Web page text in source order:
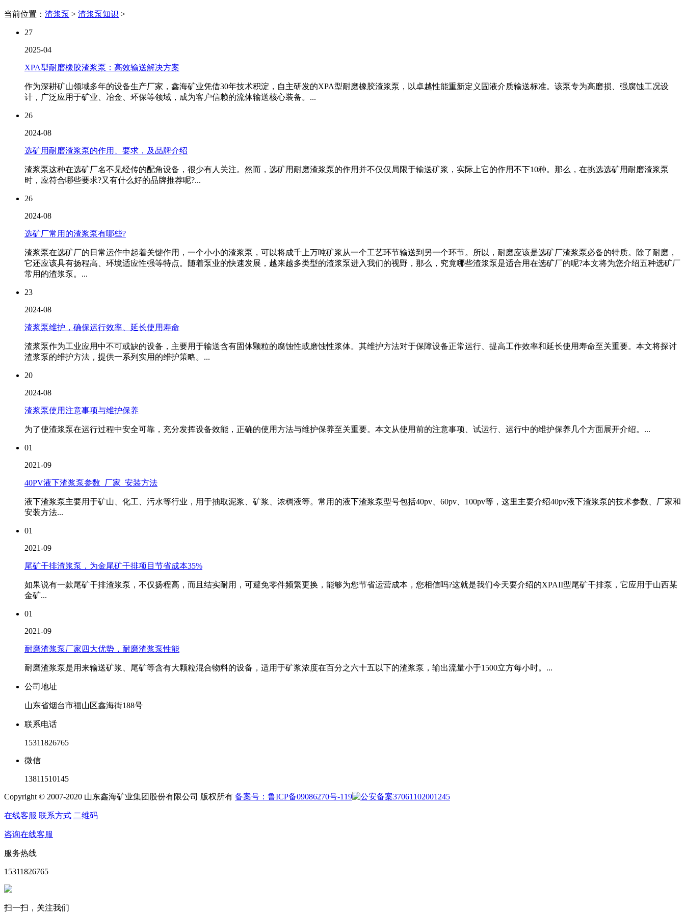
当前位置： 渣浆泵 > 渣浆泵知识 >
27
2025-04
XPA型耐磨橡胶渣浆泵：高效输送解决方案
作为深耕矿山领域多年的设备生产厂家，鑫海矿业凭借30年技术积淀，自主研发的XPA型耐磨橡胶渣浆泵，以卓越性能重新定义固液介质输送标准。该泵专为高磨损、强腐蚀工况设
计，广泛应用于矿业、冶金、环保等领域，成为客户信赖的流体输送核心装备。...
26
2024-08
选矿用耐磨渣浆泵的作用、要求，及品牌介绍
渣浆泵这种在选矿厂名不见经传的配角设备，很少有人关注。然而，选矿用耐磨渣浆泵的作用并不仅仅局限于输送矿浆，实际上它的作用不下10种。那么，在挑选选矿用耐磨渣浆泵
时，应符合哪些要求?又有什么好的品牌推荐呢?...
26
2024-08
选矿厂常用的渣浆泵有哪些?
渣浆泵在选矿厂的日常运作中起着关键作用，一个小小的渣浆泵，可以将成千上万吨矿浆从一个工艺环节输送到另一个环节。所以，耐磨应该是选矿厂渣浆泵必备的特质。除了耐磨，
它还应该具有扬程高、环境适应性强等特点。随着泵业的快速发展，越来越多类型的渣浆泵进入我们的视野，那么，究竟哪些渣浆泵是适合用在选矿厂的呢?本文将为您介绍五种选矿厂
常用的渣浆泵。...
23
2024-08
渣浆泵维护，确保运行效率、延长使用寿命
渣浆泵作为工业应用中不可或缺的设备，主要用于输送含有固体颗粒的腐蚀性或磨蚀性浆体。其维护方法对于保障设备正常运行、提高工作效率和延长使用寿命至关重要。本文将探讨
渣浆泵的维护方法，提供一系列实用的维护策略。...
20
2024-08
渣浆泵使用注意事项与维护保养
为了使渣浆泵在运行过程中安全可靠，充分发挥设备效能，正确的使用方法与维护保养至关重要。本文从使用前的注意事项、试运行、运行中的维护保养几个方面展开介绍。...
01
2021-09
40PV液下渣浆泵参数_厂家_安装方法
液下渣浆泵主要用于矿山、化工、污水等行业，用于抽取泥浆、矿浆、浓稠液等。常用的液下渣浆泵型号包括40pv、60pv、100pv等，这里主要介绍40pv液下渣浆泵的技术参数、厂家和
安装方法...
01
2021-09
尾矿干排渣浆泵，为金尾矿干排项目节省成本35%
如果说有一款尾矿干排渣浆泵，不仅扬程高，而且结实耐用，可避免零件频繁更换，能够为您节省运营成本，您相信吗?这就是我们今天要介绍的XPAII型尾矿干排泵，它应用于山西某
金矿...
01
2021-09
耐磨渣浆泵厂家四大优势，耐磨渣浆泵性能
耐磨渣浆泵是用来输送矿浆、尾矿等含有大颗粒混合物料的设备，适用于矿浆浓度在百分之六十五以下的渣浆泵，输出流量小于1500立方每小时。...
公司地址
山东省烟台市福山区鑫海街188号
联系电话
15311826765
微信
13811510145
Copyright © 2007-2020 山东鑫海矿业集团股份有限公司 版权所有 备案号：鲁ICP备09086270号-119 37061102001245
在线客服 联系方式 二维码
咨询在线客服
服务热线
15311826765
扫一扫，关注我们